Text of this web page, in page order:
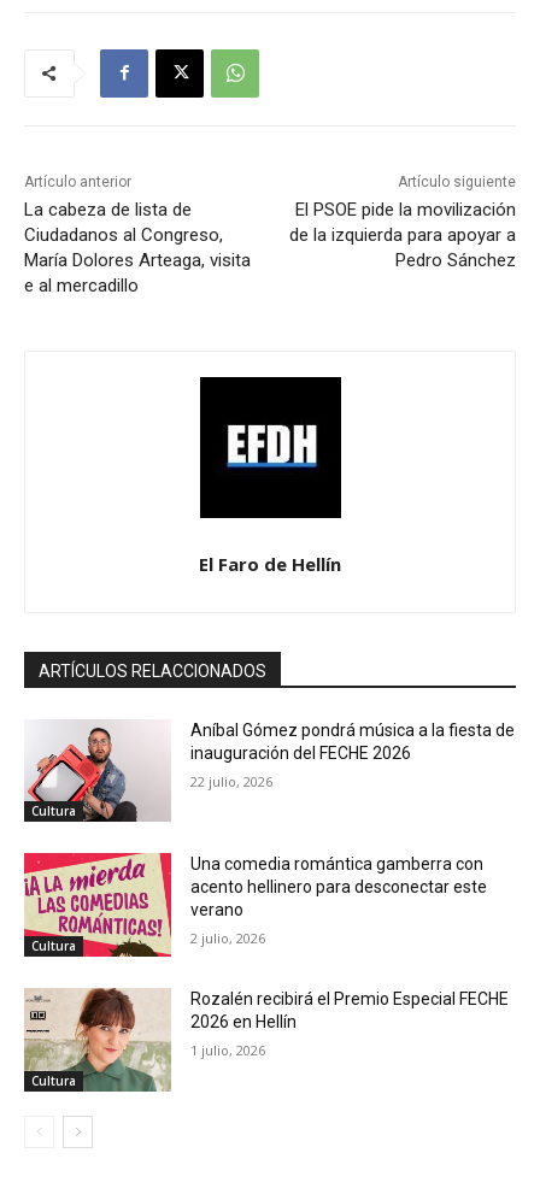
Artículo anterior
La cabeza de lista de
Ciudadanos al Congreso,
María Dolores Arteaga, visita
e al mercadillo
Artículo siguiente
El PSOE pide la movilización
de la izquierda para apoyar a
Pedro Sánchez
El Faro de Hellín
ARTÍCULOS RELACCIONADOS
Cultura
Aníbal Gómez pondrá música a la fiesta de
inauguración del FECHE 2026
22 julio, 2026
Cultura
Una comedia romántica gamberra con
acento hellinero para desconectar este
verano
2 julio, 2026
Cultura
Rozalén recibirá el Premio Especial FECHE
2026 en Hellín
1 julio, 2026